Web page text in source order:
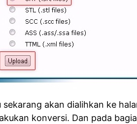
sekarang akan dialihkan ke
konversi. Dan pada